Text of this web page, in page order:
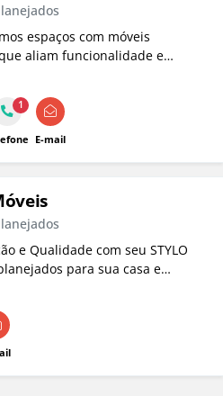
espaços com móveis
aliam funcionalidade e
escritórios, sempre com a
uma loja de fábrica.
1
E-mail
e Qualidade com seu STYLO
para sua casa e